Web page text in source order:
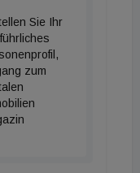
oder Freizeit
davon ist
Sie Ihr
zum